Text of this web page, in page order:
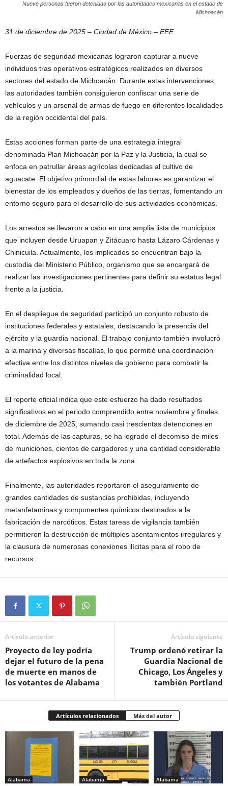
Nueve personas fueron detenidas por las autoridades mexicanas en el estado de
Michoacán
31 de diciembre de 2025 – Ciudad de México – EFE.
Fuerzas de seguridad mexicanas lograron capturar a nueve
individuos tras operativos estratégicos realizados en diversos
sectores del estado de Michoacán. Durante estas intervenciones,
las autoridades también consiguieron confiscar una serie de
vehículos y un arsenal de armas de fuego en diferentes localidades
de la región occidental del país.
Estas acciones forman parte de una estrategia integral
denominada Plan Michoacán por la Paz y la Justicia, la cual se
enfoca en patrullar áreas agrícolas dedicadas al cultivo de
aguacate. El objetivo primordial de estas labores es garantizar el
bienestar de los empleados y dueños de las tierras, fomentando un
entorno seguro para el desarrollo de sus actividades económicas.
Los arrestos se llevaron a cabo en una amplia lista de municipios
que incluyen desde Uruapan y Zitácuaro hasta Lázaro Cárdenas y
Chinicuila. Actualmente, los implicados se encuentran bajo la
custodia del Ministerio Público, organismo que se encargará de
realizar las investigaciones pertinentes para definir su estatus legal
frente a la justicia.
En el despliegue de seguridad participó un conjunto robusto de
instituciones federales y estatales, destacando la presencia del
ejército y la guardia nacional. El trabajo conjunto también involucró
a la marina y diversas fiscalías, lo que permitió una coordinación
efectiva entre los distintos niveles de gobierno para combatir la
criminalidad local.
El reporte oficial indica que este esfuerzo ha dado resultados
significativos en el periodo comprendido entre noviembre y finales
de diciembre de 2025, sumando casi trescientas detenciones en
total. Además de las capturas, se ha logrado el decomiso de miles
de municiones, cientos de cargadores y una cantidad considerable
de artefactos explosivos en toda la zona.
Finalmente, las autoridades reportaron el aseguramiento de
grandes cantidades de sustancias prohibidas, incluyendo
metanfetaminas y componentes químicos destinados a la
fabricación de narcóticos. Estas tareas de vigilancia también
permitieron la destrucción de múltiples asentamientos irregulares y
la clausura de numerosas conexiones ilícitas para el robo de
recursos.
Artículo anterior
Proyecto de ley podría
dejar el futuro de la pena
de muerte en manos de
los votantes de Alabama
Artículo siguiente
Trump ordenó retirar la
Guardia Nacional de
Chicago, Los Ángeles y
también Portland
Artículos relacionados Más del autor
Alabama Alabama Alabama